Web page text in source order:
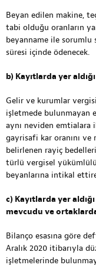
Beyan edilen makine,
tabi olduğu oranların
beyanname ile sorumlu
süresi içinde ödenecek.
b) Kayıtlarda yer
Gelir ve kurumlar
işletmede bulunmayan
aynı neviden emtialara
gayrisafi kar oranını
belirlenen rayiç
türlü vergisel
beyanlarına intikal
c) Kayıtlarda yer
mevcudu ve
Bilanço esasına göre
Aralık 2020 itibarıyla
işletmelerinde